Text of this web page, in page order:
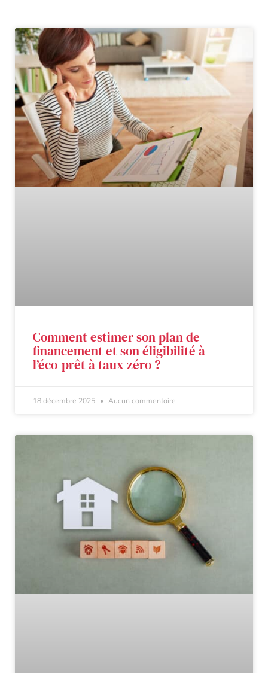
Comment estimer son plan de
financement et son éligibilité à
l’éco-prêt à taux zéro ?
18 décembre 2025 Aucun commentaire